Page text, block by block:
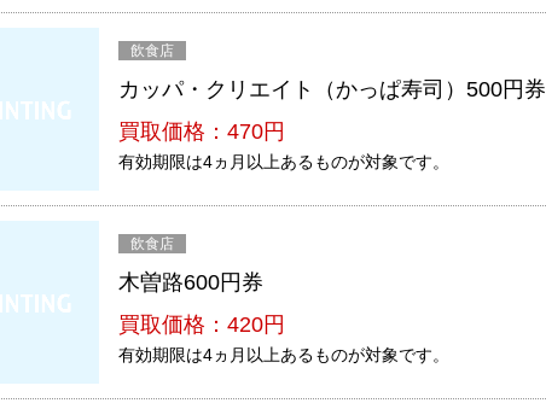
飲食店
カッパ・クリエイト（かっぱ寿司）500円券
買取価格：470円
有効期限は4ヵ月以上あるものが対象です。
飲食店
木曽路600円券
買取価格：420円
有効期限は4ヵ月以上あるものが対象です。